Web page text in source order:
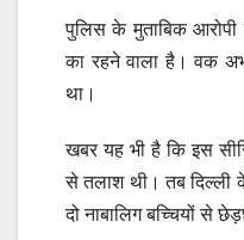
पुलिस के मुताबिक
का रहने वाला है। वक
था।
खबर यह भी है कि इस
से तलाश थी। तब दिल्ली
दो नाबालिग बच्चियों से